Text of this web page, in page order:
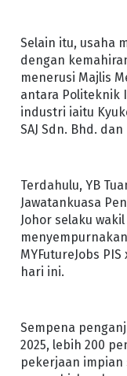
Selain itu, usaha
dengan
menerusi Majlis
antara Politeknik
industri iaitu
SAJ Sdn. Bhd.
Terdahulu, YB
Jawatankuasa
Johor selaku
MYFutureJobs PIS
hari ini.
Sempena
2025, lebih 200
pekerjaan impian